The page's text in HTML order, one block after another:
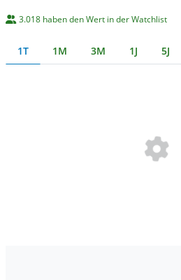
3.018 haben den Wert in der Watchlist
1T 1M 3M 1J 5J